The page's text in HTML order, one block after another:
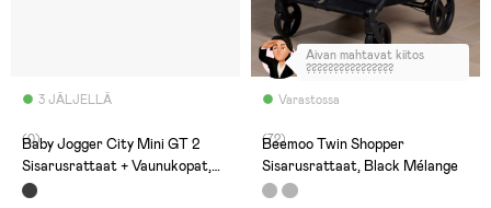
3 JÄLJELLÄ
(0)
Baby Jogger City Mini GT 2
Sisarusrattaat + Vaunukopat,
Jet
Varastossa
Aivan mahtavat kiitos
????????????????
(72)
Beemoo Twin Shopper
Sisarusrattaat, Black Mélange